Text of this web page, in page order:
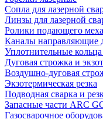
Сопла для лазерной
Линзы для лазерной
Ролики подающего
Каналы направляющие
Уплотнительные
Дуговая строжка и
Воздушно-дуговая
Экзотермическая резка
Подводная сварка и
Запасные части ARC
Газосварочное